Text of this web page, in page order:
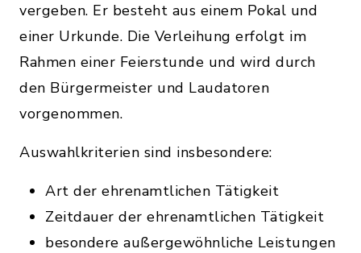
vergeben. Er besteht aus einem Pokal und
einer Urkunde. Die Verleihung erfolgt im
Rahmen einer Feierstunde und wird durch
den Bürgermeister und Laudatoren
vorgenommen.
Auswahlkriterien sind insbesondere:
Art der ehrenamtlichen Tätigkeit
Zeitdauer der ehrenamtlichen Tätigkeit
besondere außergewöhnliche Leistungen